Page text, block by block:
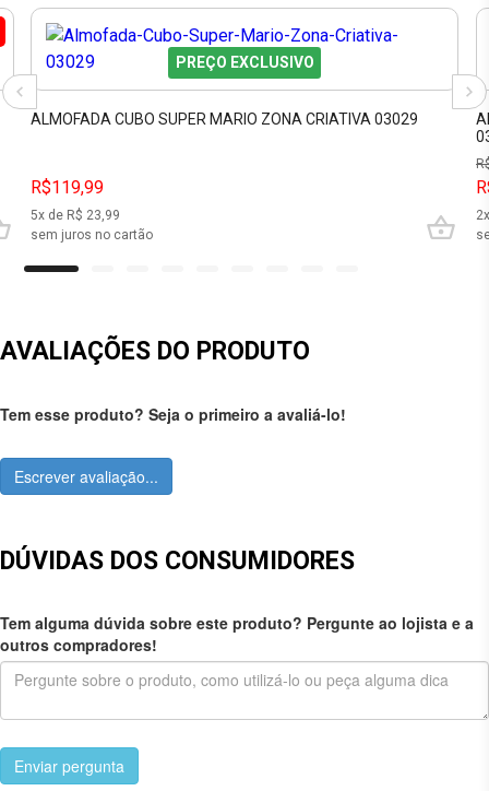
PREÇO EXCLUSIVO
ALMOFADA CUBO SUPER MARIO ZONA CRIATIVA 03029
R$119,99
5x de R$ 23,99
sem juros no cartão
2
AVALIAÇÕES DO PRODUTO
Tem esse produto? Seja o primeiro a avaliá-lo!
Escrever avaliação...
DÚVIDAS DOS CONSUMIDORES
Tem alguma dúvida sobre este produto? Pergunte ao lojista e a
outros compradores!
Enviar pergunta